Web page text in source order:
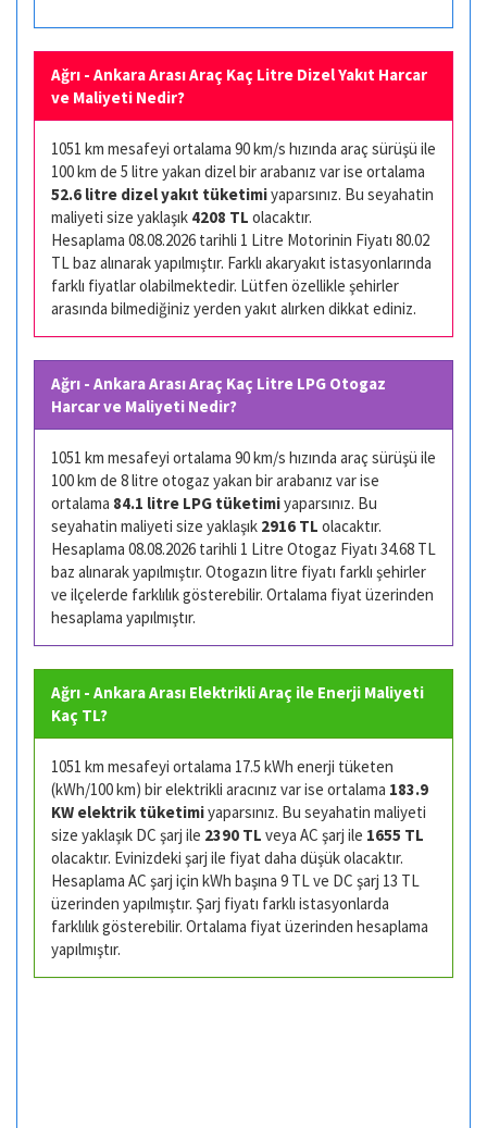
Ağrı - Ankara Arası Araç Kaç Litre Dizel Yakıt Harcar
ve Maliyeti Nedir?
1051 km mesafeyi ortalama 90 km/s hızında araç sürüşü ile
100 km de 5 litre yakan dizel bir arabanız var ise ortalama
52.6 litre dizel yakıt tüketimiyaparsınız. Bu seyahatin
maliyeti size yaklaşık 4208 TL olacaktır.
Hesaplama 08.08.2026 tarihli 1 Litre Motorinin Fiyatı 80.02
TL baz alınarak yapılmıştır. Farklı akaryakıt istasyonlarında
farklı fiyatlar olabilmektedir. Lütfen özellikle şehirler
arasında bilmediğiniz yerden yakıt alırken dikkat ediniz.
Ağrı - Ankara Arası Araç Kaç Litre LPG Otogaz
Harcar ve Maliyeti Nedir?
1051 km mesafeyi ortalama 90 km/s hızında araç sürüşü ile
100 km de 8 litre otogaz yakan bir arabanız var ise
ortalama 84.1 litre LPG tüketimiyaparsınız. Bu
seyahatin maliyeti size yaklaşık 2916 TL olacaktır.
Hesaplama 08.08.2026 tarihli 1 Litre Otogaz Fiyatı 34.68 TL
baz alınarak yapılmıştır. Otogazın litre fiyatı farklı şehirler
ve ilçelerde farklılık gösterebilir. Ortalama fiyat üzerinden
hesaplama yapılmıştır.
Ağrı - Ankara Arası Elektrikli Araç ile Enerji Maliyeti
Kaç TL?
1051 km mesafeyi ortalama 17.5 kWh enerji tüketen
(kWh/100 km) bir elektrikli aracınız var ise ortalama 183.9
KW elektrik tüketimiyaparsınız. Bu seyahatin maliyeti
size yaklaşık DC şarj ile 2390 TL veya AC şarj ile 1655 TL
olacaktır. Evinizdeki şarj ile fiyat daha düşük olacaktır.
Hesaplama AC şarj için kWh başına 9 TL ve DC şarj 13 TL
üzerinden yapılmıştır. Şarj fiyatı farklı istasyonlarda
farklılık gösterebilir. Ortalama fiyat üzerinden hesaplama
yapılmıştır.